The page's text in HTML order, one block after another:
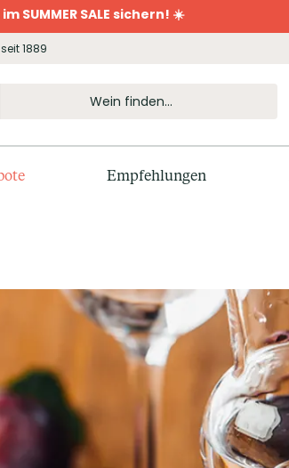
SUMMER SALE sichern! ☀️
1889
Empfehlungen